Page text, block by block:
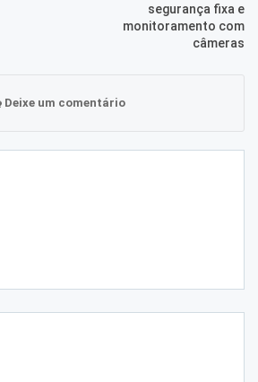
segurança fixa e
monitoramento com
câmeras
Deixe um comentário